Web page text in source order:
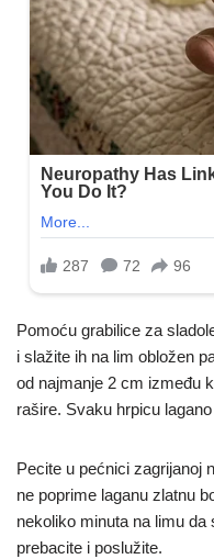
Pomoću grabilice za
i slažite ih na lim obložen
od najmanje 2 cm između
rašire. Svaku hrpicu
Pecite u pećnici zagrijanoj
ne poprime laganu zlatnu
nekoliko minuta na limu
prebacite i poslužite.